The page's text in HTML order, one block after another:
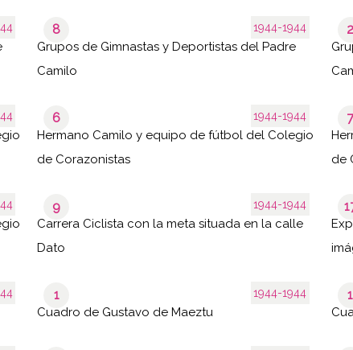
1944-1944
8
Grupos de Gimnastas y Deportistas del Padre
Camilo
2
1944-1944
6
Hermano Camilo y equipo de fútbol del Colegio
de Corazonistas
de
1944-1944
9
Carrera Ciclista con la meta situada en la calle
Dato
1944-1944
1
Cuadro de Gustavo de Maeztu
1